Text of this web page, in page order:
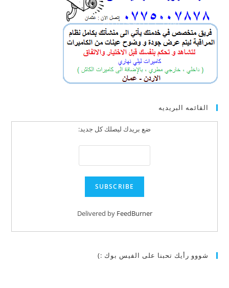
القائمه البريديه
ضع بريدك ليصلك كل جديد:
Delivered by FeedBurner
شووو رأيك تحبنا على الفيس بوك :)